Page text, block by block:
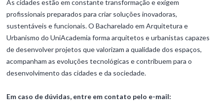
As cidades estão em constante transformação e exigem
profissionais preparados para criar soluções inovadoras,
sustentáveis e funcionais. O Bacharelado em Arquitetura e
Urbanismo do UniAcademia forma arquitetos e urbanistas capazes
de desenvolver projetos que valorizam a qualidade dos espaços,
acompanham as evoluções tecnológicas e contribuem para o
desenvolvimento das cidades e da sociedade.
Em caso de dúvidas, entre em contato pelo e-mail: